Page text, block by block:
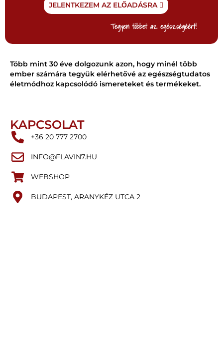
Tegyen többet az egészségéért!
JELENTKEZEM AZ ELŐADÁSRA
Több mint 30 éve dolgozunk azon, hogy minél több
ember számára tegyük elérhetővé az egészségtudatos
életmódhoz kapcsolódó ismereteket és termékeket.
KAPCSOLAT
+36 20 777 2700
INFO@FLAVIN7.HU
WEBSHOP
BUDAPEST, ARANYKÉZ UTCA 2